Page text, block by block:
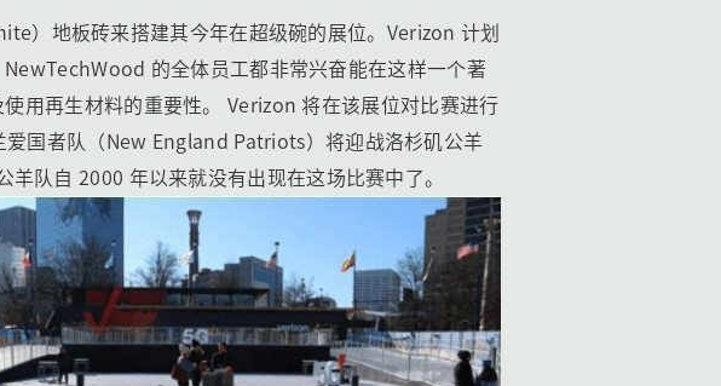
）地板砖来搭建其今年在超级碗的展位。Verizon 计划
的全体员工都非常兴奋能在这样一个著
用再生材料的重要性。 Verizon 将在该展位对比赛进行
国者队（New England Patriots）将迎战洛杉矶公羊
队自 2000 年以来就没有出现在这场比赛中了。